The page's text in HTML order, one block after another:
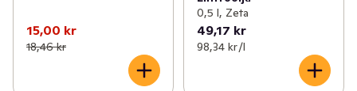
15,00 kr
18,46 kr
0,5 l, Zeta
49,17 kr
98,34 kr /l